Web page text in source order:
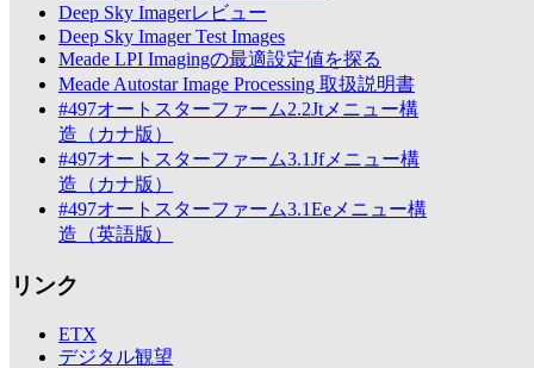
Deep Sky Imagerレビュー
Deep Sky Imager Test Images
Meade LPI Imagingの最適設定値を探る
Meade Autostar Image Processing 取扱説明書
#497オートスターファーム2.2Jtメニュー構
造（カナ版）
#497オートスターファーム3.1Jfメニュー構
造（カナ版）
#497オートスターファーム3.1Eeメニュー構
造（英語版）
リンク
ETX
デジタル観望